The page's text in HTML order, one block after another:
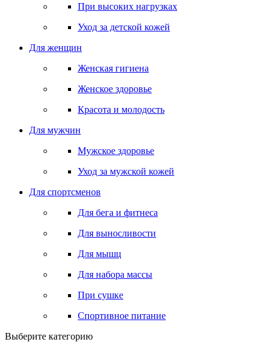
При высоких нагрузках
Уход за детской кожей
Для женщин
Женская гигиена
Женское здоровье
Красота и молодость
Для мужчин
Мужское здоровье
Уход за мужской кожей
Для спортсменов
Для бега и фитнеса
Для выносливости
Для мышц
Для набора массы
При сушке
Спортивное питание
Выберите категорию